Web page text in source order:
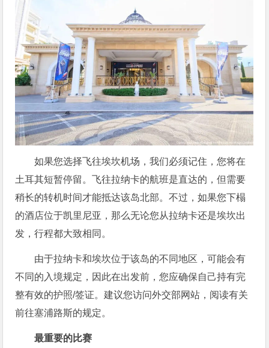
如果您选择飞往埃坎机场，我们必须记住，您将在
土耳其短暂停留。飞往拉纳卡的航班是直达的，但需要
稍长的转机时间才能抵达该岛北部。不过，如果您下榻
的酒店位于凯里尼亚，那么无论您从拉纳卡还是埃坎出
发，行程都大致相同。
由于拉纳卡和埃坎位于该岛的不同地区，可能会有
不同的入境规定，因此在出发前，您应确保自己持有完
整有效的护照/签证。建议您访问外交部网站，阅读有关
前往塞浦路斯的规定。
最重要的比赛